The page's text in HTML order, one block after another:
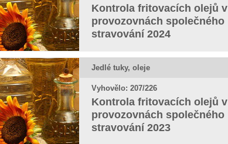
Kontrola fritovacích olejů v
provozovnách společného
stravování 2024
Jedlé tuky, oleje
Vyhovělo: 207/226
Kontrola fritovacích olejů v
provozovnách společného
stravování 2023